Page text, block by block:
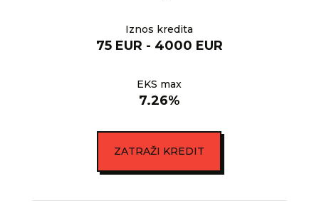
Iznos kredita
75 EUR - 4000 EUR
EKS max
7.26%
ZATRAŽI KREDIT